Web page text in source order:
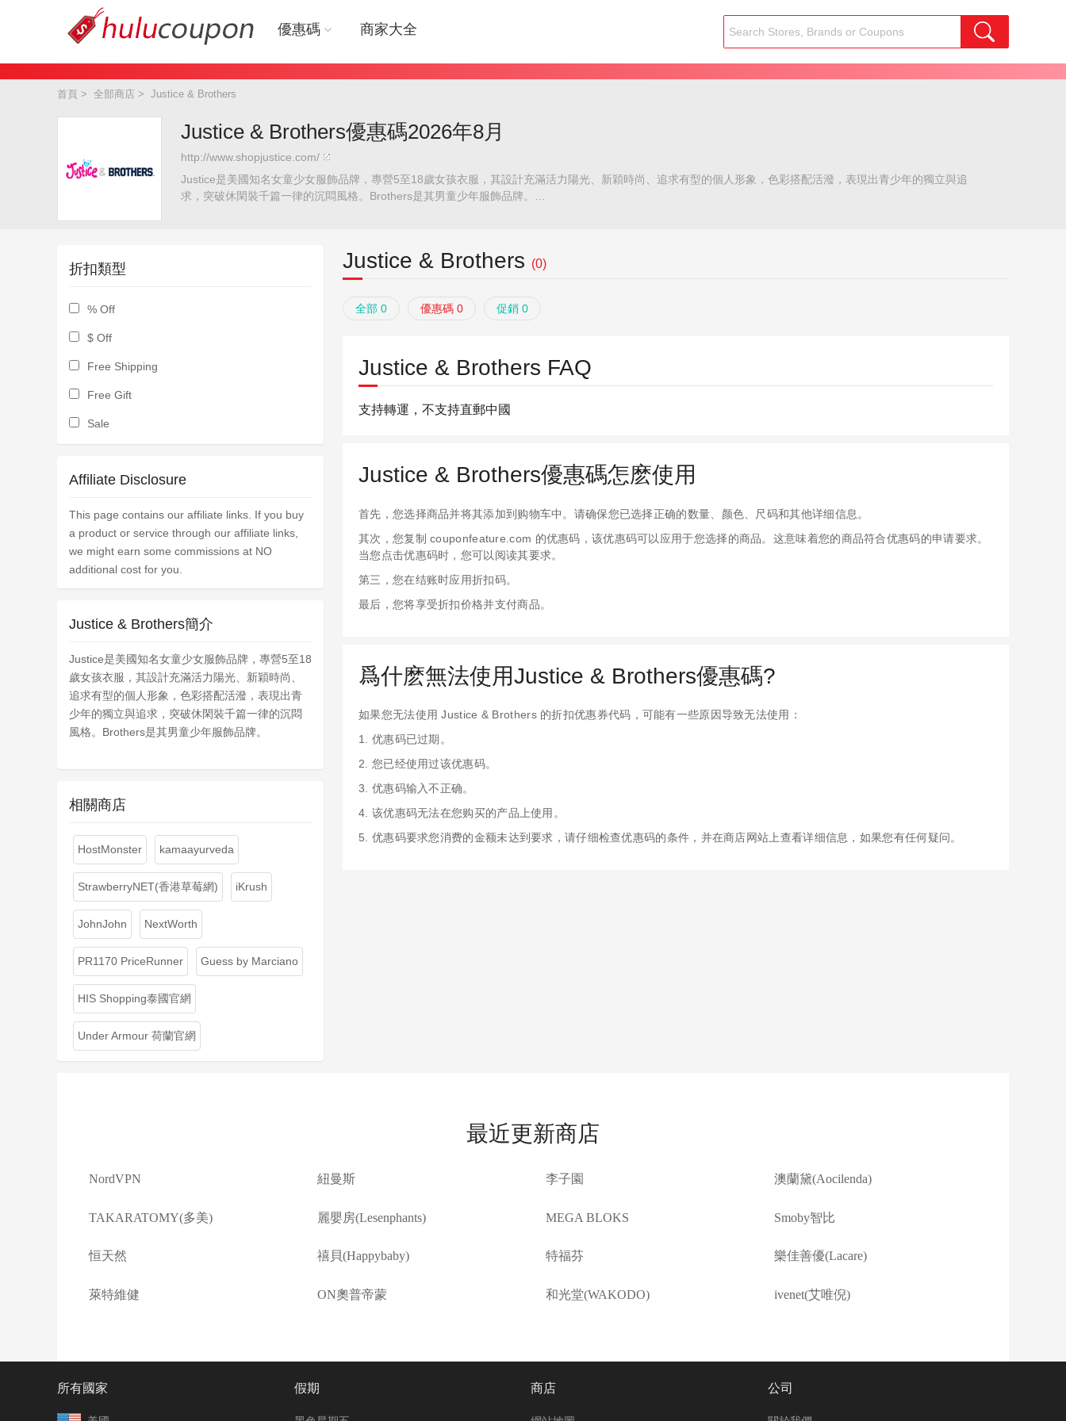
優惠碼 商家大全
首頁 > 全部商店 > Justice & Brothers
Justice & Brothers優惠碼2026年8月
http://www.shopjustice.com/
Justice是美國知名女童少女服飾品牌，專營5至18歲女孩衣服，其設計充滿活力陽光、新穎時尚、追求有型的個人形象，色彩搭配活潑，表現出青少年的獨立與追
求，突破休閑裝千篇一律的沉悶風格。Brothers是其男童少年服飾品牌。
Justice & Brothers (0)
全部 0 優惠碼 0 促銷 0
Justice & Brothers FAQ
支持轉運，不支持直郵中國
Justice & Brothers優惠碼怎麽使用
首先，您选择商品并将其添加到购物车中。请确保您已选择正确的数量、颜色、尺码和其他详细信息。
其次，您复制 couponfeature.com 的优惠码，该优惠码可以应用于您选择的商品。这意味着您的商品符合优惠码的申请要求。
当您点击优惠码时，您可以阅读其要求。
第三，您在结账时应用折扣码。
最后，您将享受折扣价格并支付商品。
爲什麽無法使用Justice & Brothers優惠碼?
如果您无法使用 Justice & Brothers 的折扣优惠券代码，可能有一些原因导致无法使用：
1. 优惠码已过期。
2. 您已经使用过该优惠码。
3. 优惠码输入不正确。
4. 该优惠码无法在您购买的产品上使用。
5. 优惠码要求您消费的金额未达到要求，请仔细检查优惠码的条件，并在商店网站上查看详细信息，如果您有任何疑问。
折扣類型
% Off
$ Off
Free Shipping
Free Gift
Sale
Affiliate Disclosure
This page contains our affiliate links. If you buy
a product or service through our affiliate links,
we might earn some commissions at NO
additional cost for you.
Justice & Brothers簡介
Justice是美國知名女童少女服飾品牌，專營5至18
歲女孩衣服，其設計充滿活力陽光、新穎時尚、
追求有型的個人形象，色彩搭配活潑，表現出青
少年的獨立與追求，突破休閑裝千篇一律的沉悶
風格。Brothers是其男童少年服飾品牌。
相關商店
HostMonster kamaayurveda
StrawberryNET(香港草莓網) iKrush
JohnJohn NextWorth
PR1170 PriceRunner Guess by Marciano
HIS Shopping泰國官網
Under Armour 荷蘭官網
最近更新商店
NordVPN 紐曼斯 李子園 澳蘭黛(Aocilenda)
TAKARATOMY(多美) 麗嬰房(Lesenphants) MEGA BLOKS Smoby智比
恒天然 禧貝(Happybaby) 特福芬 樂佳善優(Lacare)
萊特維健 ON奧普帝蒙 和光堂(WAKODO) ivenet(艾唯倪)
所有國家 假期 商店 公司